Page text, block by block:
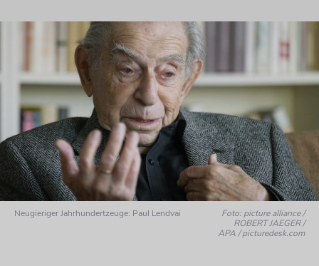
Neugieriger Jahrhundertzeuge: Paul Lendvai
Foto: picture alliance /
ROBERT JAEGER /
APA / picturedesk.com